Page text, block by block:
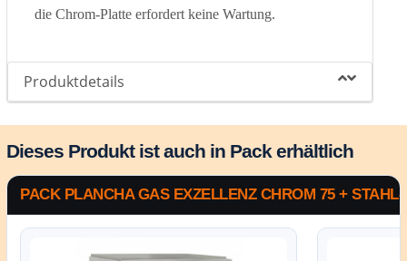
die Chrom-Platte erfordert keine Wartung.
Produktdetails
Dieses Produkt ist auch in Pack erhältlich
PACK PLANCHA GAS EXZELLENZ CHROM 75 +